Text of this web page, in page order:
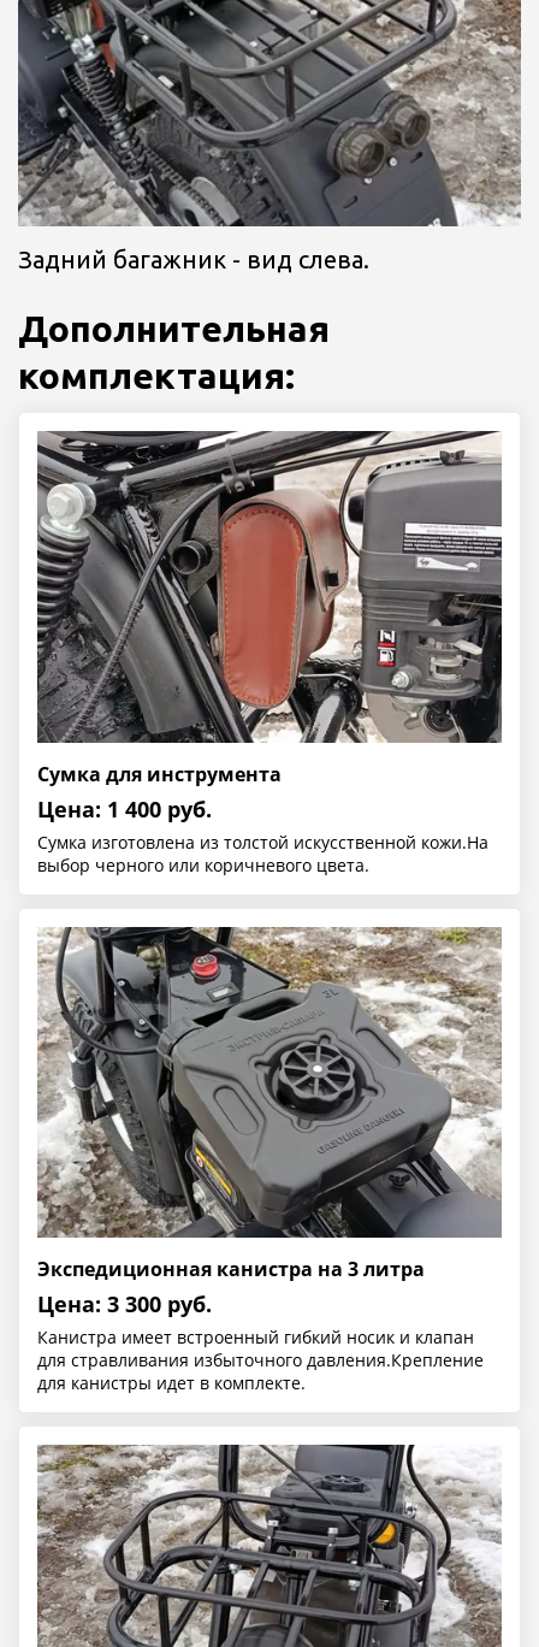
Задний багажник - вид слева.
Дополнительная
комплектация:
Сумка для инструмента
Цена: 1 400 руб.
Сумка изготовлена из толстой искусственной кожи.На
выбор черного или коричневого цвета.
Экспедиционная канистра на 3 литра
Цена: 3 300 руб.
Канистра имеет встроенный гибкий носик и клапан
для стравливания избыточного давления.Крепление
для канистры идет в комплекте.